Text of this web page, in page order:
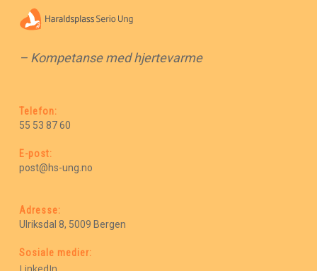
– Kompetanse med hjertevarme
Telefon:
55 53 87 60
E-post:
post@hs-ung.no
Adresse:
Ulriksdal 8, 5009 Bergen
Sosiale medier: